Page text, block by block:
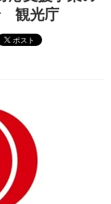
観光庁
ポスト